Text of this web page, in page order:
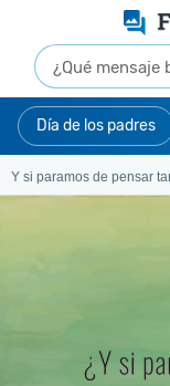
Día de los padres
Y si paramos de pensar